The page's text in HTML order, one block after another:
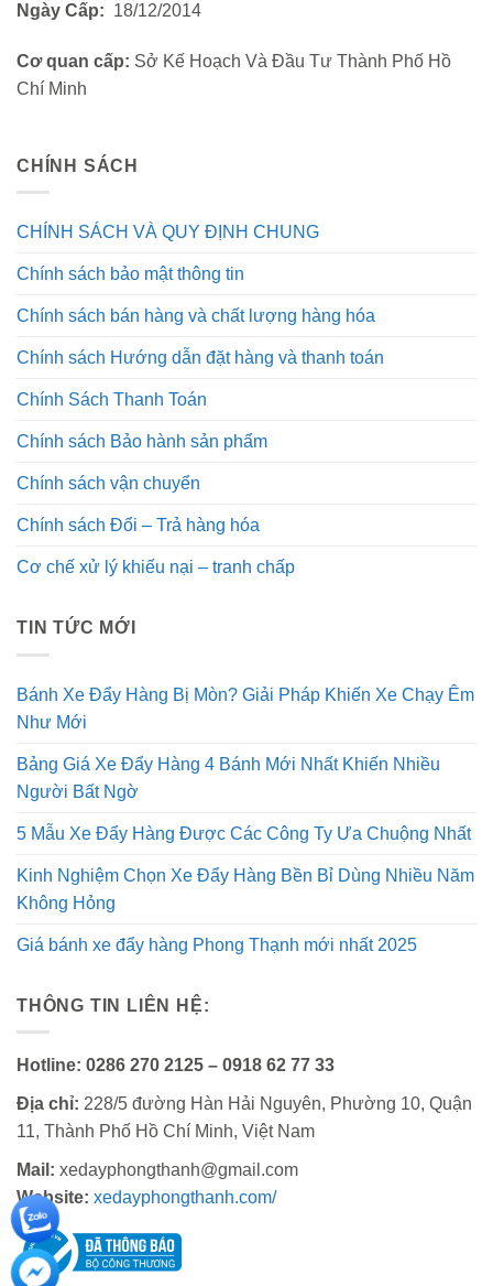
Ngày Cấp: 18/12/2014
Cơ quan cấp: Sở Kế Hoạch Và Đầu Tư Thành Phố Hồ
Chí Minh
CHÍNH SÁCH
CHÍNH SÁCH VÀ QUY ĐỊNH CHUNG
Chính sách bảo mật thông tin
Chính sách bán hàng và chất lượng hàng hóa
Chính sách Hướng dẫn đặt hàng và thanh toán
Chính Sách Thanh Toán
Chính sách Bảo hành sản phẩm
Chính sách vận chuyển
Chính sách Đổi – Trả hàng hóa
Cơ chế xử lý khiếu nại – tranh chấp
TIN TỨC MỚI
Bánh Xe Đẩy Hàng Bị Mòn? Giải Pháp Khiến Xe Chạy Êm
Như Mới
Bảng Giá Xe Đẩy Hàng 4 Bánh Mới Nhất Khiến Nhiều
Người Bất Ngờ
5 Mẫu Xe Đẩy Hàng Được Các Công Ty Ưa Chuộng Nhất
Kinh Nghiệm Chọn Xe Đẩy Hàng Bền Bỉ Dùng Nhiều Năm
Không Hỏng
Giá bánh xe đẩy hàng Phong Thạnh mới nhất 2025
THÔNG TIN LIÊN HỆ:
Hotline: 0286 270 2125 – 0918 62 77 33
Địa chỉ: 228/5 đường Hàn Hải Nguyên, Phường 10, Quận
11, Thành Phố Hồ Chí Minh, Việt Nam
Mail: xedayphongthanh@gmail.com
Website: xedayphongthanh.com/